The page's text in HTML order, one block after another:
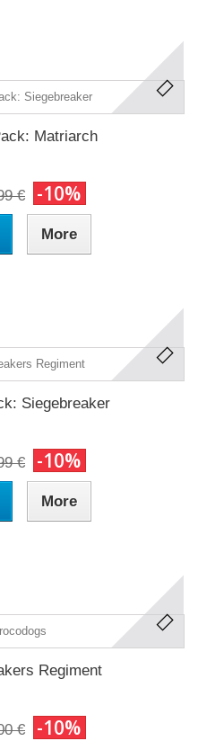
Matriarch
€ -10%
More
Siegebreaker
€ -10%
More
Regiment
€ -10%